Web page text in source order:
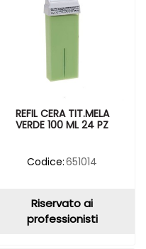
REFIL CERA TIT.MELA
VERDE 100 ML 24 PZ
Codice:651014
Riservato ai
professionisti